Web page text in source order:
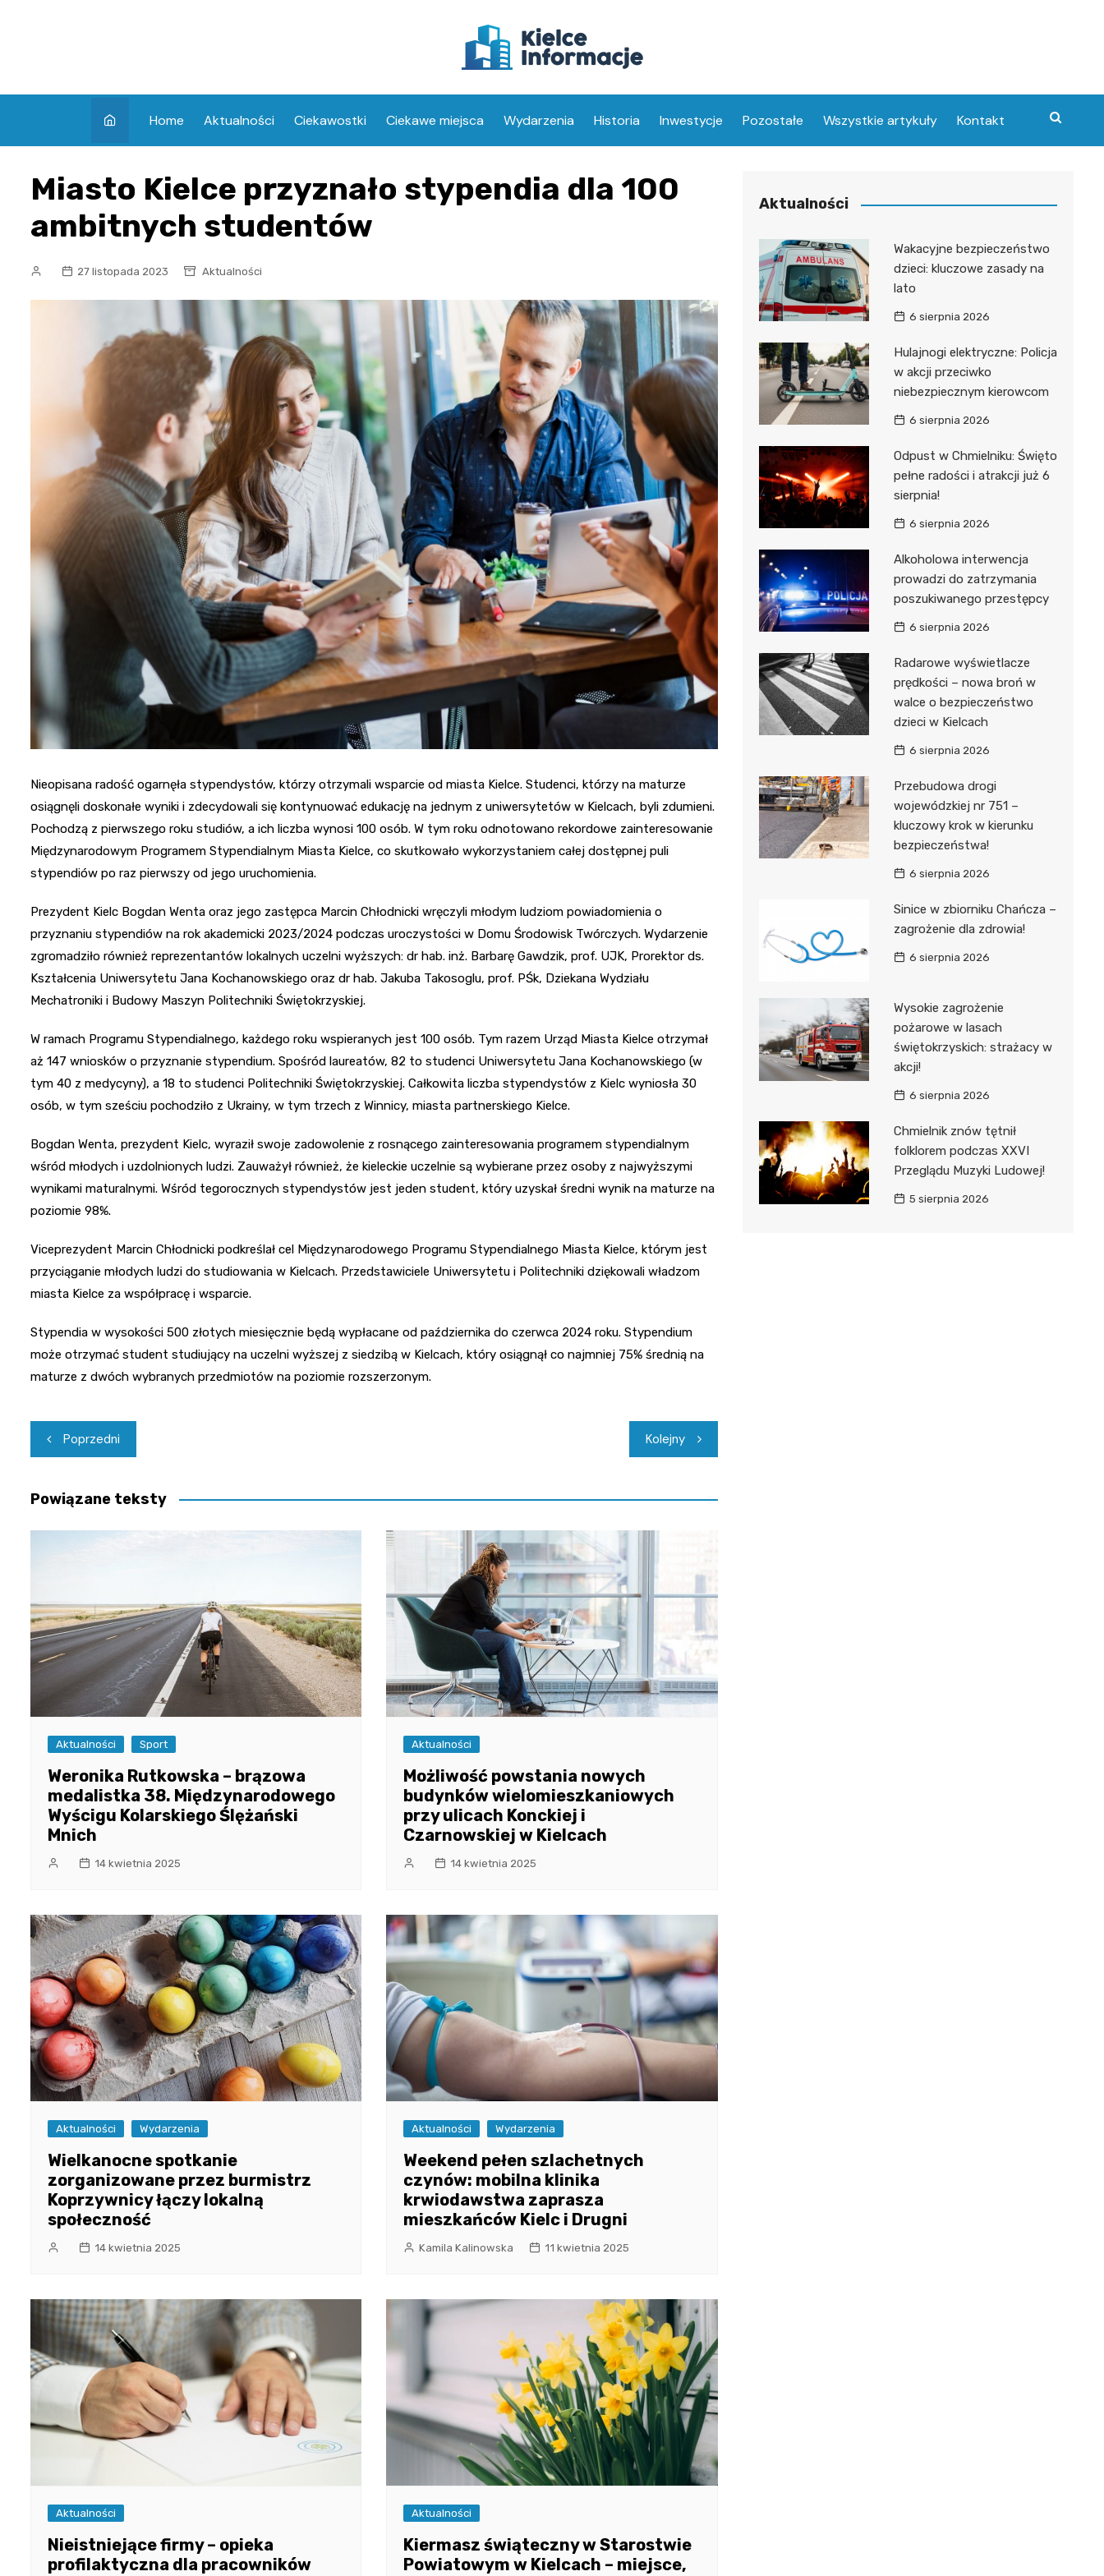
Home Aktualności Ciekawostki Ciekawe miejsca Wydarzenia Historia Inwestycje Pozostałe Wszystkie artykuły Kontakt
Miasto Kielce przyznało stypendia dla 100
ambitnych studentów
27 listopada 2023 Aktualności
Nieopisana radość ogarnęła stypendystów, którzy otrzymali wsparcie od miasta Kielce. Studenci, którzy na maturze
osiągnęli doskonałe wyniki i zdecydowali się kontynuować edukację na jednym z uniwersytetów w Kielcach, byli zdumieni.
Pochodzą z pierwszego roku studiów, a ich liczba wynosi 100 osób. W tym roku odnotowano rekordowe zainteresowanie
Międzynarodowym Programem Stypendialnym Miasta Kielce, co skutkowało wykorzystaniem całej dostępnej puli
stypendiów po raz pierwszy od jego uruchomienia.
Prezydent Kielc Bogdan Wenta oraz jego zastępca Marcin Chłodnicki wręczyli młodym ludziom powiadomienia o
przyznaniu stypendiów na rok akademicki 2023/2024 podczas uroczystości w Domu Środowisk Twórczych. Wydarzenie
zgromadziło również reprezentantów lokalnych uczelni wyższych: dr hab. inż. Barbarę Gawdzik, prof. UJK, Prorektor ds.
Kształcenia Uniwersytetu Jana Kochanowskiego oraz dr hab. Jakuba Takosoglu, prof. PŚk, Dziekana Wydziału
Mechatroniki i Budowy Maszyn Politechniki Świętokrzyskiej.
W ramach Programu Stypendialnego, każdego roku wspieranych jest 100 osób. Tym razem Urząd Miasta Kielce otrzymał
aż 147 wniosków o przyznanie stypendium. Spośród laureatów, 82 to studenci Uniwersytetu Jana Kochanowskiego (w
tym 40 z medycyny), a 18 to studenci Politechniki Świętokrzyskiej. Całkowita liczba stypendystów z Kielc wyniosła 30
osób, w tym sześciu pochodziło z Ukrainy, w tym trzech z Winnicy, miasta partnerskiego Kielce.
Bogdan Wenta, prezydent Kielc, wyraził swoje zadowolenie z rosnącego zainteresowania programem stypendialnym
wśród młodych i uzdolnionych ludzi. Zauważył również, że kieleckie uczelnie są wybierane przez osoby z najwyższymi
wynikami maturalnymi. Wśród tegorocznych stypendystów jest jeden student, który uzyskał średni wynik na maturze na
poziomie 98%.
Viceprezydent Marcin Chłodnicki podkreślał cel Międzynarodowego Programu Stypendialnego Miasta Kielce, którym jest
przyciąganie młodych ludzi do studiowania w Kielcach. Przedstawiciele Uniwersytetu i Politechniki dziękowali władzom
miasta Kielce za współpracę i wsparcie.
Stypendia w wysokości 500 złotych miesięcznie będą wypłacane od października do czerwca 2024 roku. Stypendium
może otrzymać student studiujący na uczelni wyższej z siedzibą w Kielcach, który osiągnął co najmniej 75% średnią na
maturze z dwóch wybranych przedmiotów na poziomie rozszerzonym.
Nawigacja
wpisu
Poprzedni Kolejny
Powiązane teksty
Aktualności Sport
Weronika Rutkowska – brązowa
medalistka 38. Międzynarodowego
Wyścigu Kolarskiego Ślężański
Mnich
14 kwietnia 2025
Aktualności
Możliwość powstania nowych
budynków wielomieszkaniowych
przy ulicach Konckiej i
Czarnowskiej w Kielcach
14 kwietnia 2025
Aktualności Wydarzenia
Wielkanocne spotkanie
zorganizowane przez burmistrz
Koprzywnicy łączy lokalną
społeczność
14 kwietnia 2025
Aktualności Wydarzenia
Weekend pełen szlachetnych
czynów: mobilna klinika
krwiodawstwa zaprasza
mieszkańców Kielc i Drugni
Kamila Kalinowska 11 kwietnia 2025
Aktualności
Nieistniejące firmy – opieka
profilaktyczna dla pracowników
Aktualności
Kiermasz świąteczny w Starostwie
Powiatowym w Kielcach – miejsce,
Aktualności
Wakacyjne bezpieczeństwo
dzieci: kluczowe zasady na
lato
6 sierpnia 2026
Hulajnogi elektryczne: Policja
w akcji przeciwko
niebezpiecznym kierowcom
6 sierpnia 2026
Odpust w Chmielniku: Święto
pełne radości i atrakcji już 6
sierpnia!
6 sierpnia 2026
Alkoholowa interwencja
prowadzi do zatrzymania
poszukiwanego przestępcy
6 sierpnia 2026
Radarowe wyświetlacze
prędkości – nowa broń w
walce o bezpieczeństwo
dzieci w Kielcach
6 sierpnia 2026
Przebudowa drogi
wojewódzkiej nr 751 –
kluczowy krok w kierunku
bezpieczeństwa!
6 sierpnia 2026
Sinice w zbiorniku Chańcza –
zagrożenie dla zdrowia!
6 sierpnia 2026
Wysokie zagrożenie
pożarowe w lasach
świętokrzyskich: strażacy w
akcji!
6 sierpnia 2026
Chmielnik znów tętnił
folklorem podczas XXVI
Przeglądu Muzyki Ludowej!
5 sierpnia 2026